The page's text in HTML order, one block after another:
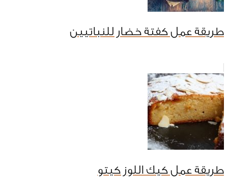
طريقة عمل كفتة خضار للنباتيين
طريقة عمل كيك اللوز كيتو